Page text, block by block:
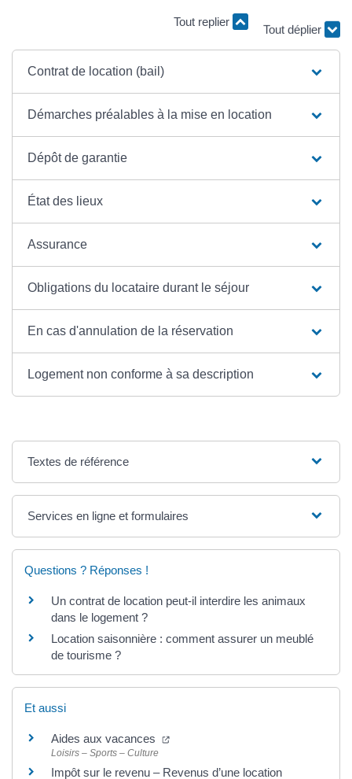
Tout replier Tout déplier
Contrat de location (bail)
Démarches préalables à la mise en location
Dépôt de garantie
État des lieux
Assurance
Obligations du locataire durant le séjour
En cas d'annulation de la réservation
Logement non conforme à sa description
Textes de référence
Services en ligne et formulaires
Questions ? Réponses !
Un contrat de location peut-il interdire les animaux
dans le logement ?
Location saisonnière : comment assurer un meublé
de tourisme ?
Et aussi
Aides aux vacances (ouverture dans un nouvel onglet)
Loisirs – Sports – Culture
Impôt sur le revenu – Revenus d’une location